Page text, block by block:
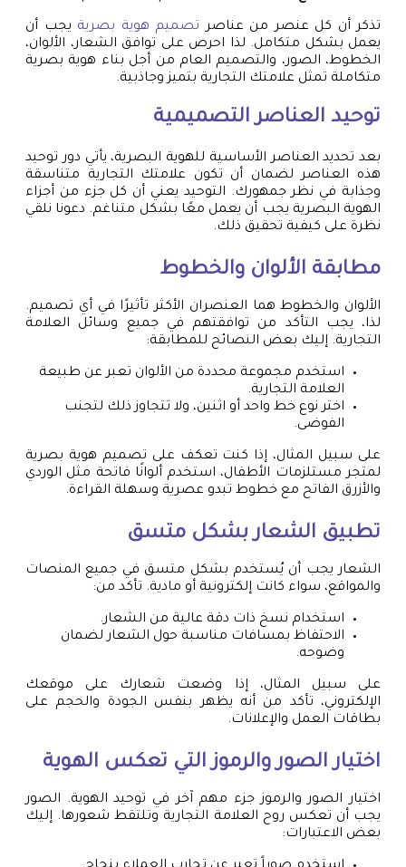
تذكر أن كل عنصر من عناصر تصميم هوية بصرية يجب أن
يعمل بشكل متكامل. لذا احرص على توافق الشعار، الألوان،
الخطوط، الصور، والتصميم العام من أجل بناء هوية بصرية
متكاملة تمثل علامتك التجارية بتميز وجاذبية.
توحيد العناصر التصميمية
بعد تحديد العناصر الأساسية للهوية البصرية، يأتي دور توحيد
هذه العناصر لضمان أن تكون علامتك التجارية متناسقة
وجذابة في نظر جمهورك. التوحيد يعني أن كل جزء من أجزاء
الهوية البصرية يجب أن يعمل معًا بشكل متناغم. دعونا نلقي
نظرة على كيفية تحقيق ذلك.
مطابقة الألوان والخطوط
الألوان والخطوط هما العنصران الأكثر تأثيرًا في أي تصميم.
لذا، يجب التأكد من توافقتهم في جميع وسائل العلامة
التجارية. إليك بعض النصائح للمطابقة:
استخدم مجموعة محددة من الألوان تعبر عن طبيعة
العلامة التجارية.
اختر نوع خط واحد أو اثنين، ولا تتجاوز ذلك لتجنب
الفوضى.
على سبيل المثال، إذا كنت تعكف على تصميم هوية بصرية
لمتجر مستلزمات الأطفال، استخدم ألوانًا فاتحة مثل الوردي
والأزرق الفاتح مع خطوط تبدو عصرية وسهلة القراءة.
تطبيق الشعار بشكل متسق
الشعار يجب أن يُستخدم بشكل متسق في جميع المنصات
والمواقع، سواء كانت إلكترونية أو مادية. تأكد من:
استخدام نسخ ذات دقة عالية من الشعار.
الاحتفاظ بمسافات مناسبة حول الشعار لضمان
وضوحه.
على سبيل المثال، إذا وضعت شعارك على موقعك
الإلكتروني، تأكد من أنه يظهر بنفس الجودة والحجم على
بطاقات العمل والإعلانات.
اختيار الصور والرموز التي تعكس الهوية
اختيار الصور والرموز جزء مهم آخر في توحيد الهوية. الصور
يجب أن تعكس روح العلامة التجارية وتلتقط شعورها. إليك
بعض الاعتبارات: